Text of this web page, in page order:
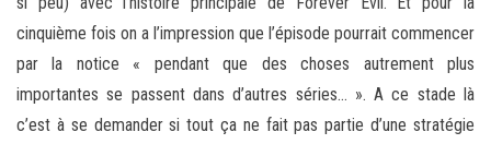
cinquième fois on a l’impression que l’épisode pourrait commencer
par la notice « pendant que des choses autrement plus
importantes se passent dans d’autres séries… ». A ce stade là
c’est à se demander si tout ça ne fait pas partie d’une stratégie